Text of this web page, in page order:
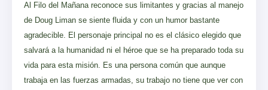
Al Filo del Mañana reconoce sus limitantes y gracias al manejo
de Doug Liman se siente fluida y con un humor bastante
agradecible. El personaje principal no es el clásico elegido que
salvará a la humanidad ni el héroe que se ha preparado toda su
vida para esta misión. Es una persona común que aunque
trabaja en las fuerzas armadas, su trabajo no tiene que ver con